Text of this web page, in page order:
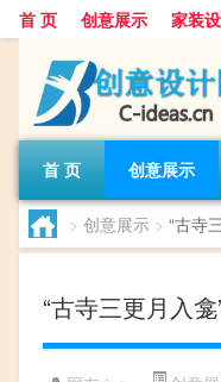
首 页 创意展示 家装
首 页 创意展示
> 创意展示 > “古寺
“古寺三更月入